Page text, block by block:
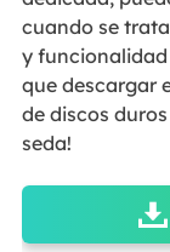
cuando se
y funcionalidad
que descargar
de discos
seda!